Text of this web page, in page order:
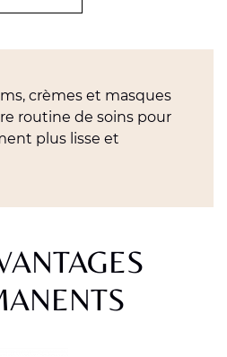
crèmes et masques
routine de soins pour
plus lisse et